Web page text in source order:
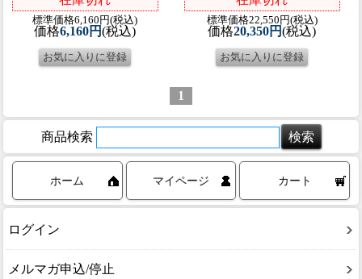
標準価格6,160円(税込)
価格6,160円(税込)
標準価格22,550円(税込)
価格20,350円(税込)
1
商品検索
ホーム マイページ カート
ログイン
メルマガ申込/停止